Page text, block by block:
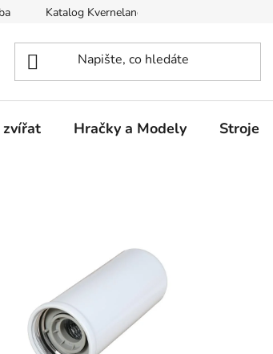
Katalog Kverneland
zvířat Hračky a Modely Stroje